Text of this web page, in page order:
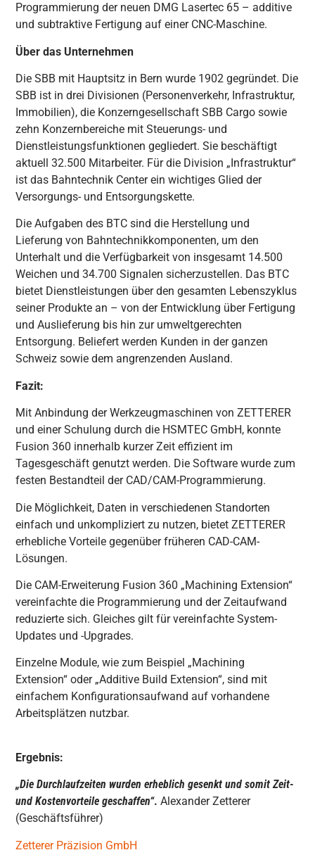
Programmierung der neuen DMG Lasertec 65 – additive
und subtraktive Fertigung auf einer CNC-Maschine.
Über das Unternehmen
Die SBB mit Hauptsitz in Bern wurde 1902 gegründet. Die
SBB ist in drei Divisionen (Personenverkehr, Infrastruktur,
Immobilien), die Konzerngesellschaft SBB Cargo sowie
zehn Konzernbereiche mit Steuerungs- und
Dienstleistungsfunktionen gegliedert. Sie beschäftigt
aktuell 32.500 Mitarbeiter. Für die Division „Infrastruktur“
ist das Bahntechnik Center ein wichtiges Glied der
Versorgungs- und Entsorgungskette.
Die Aufgaben des BTC sind die Herstellung und
Lieferung von Bahntechnikkomponenten, um den
Unterhalt und die Verfügbarkeit von insgesamt 14.500
Weichen und 34.700 Signalen sicherzustellen. Das BTC
bietet Dienstleistungen über den gesamten Lebenszyklus
seiner Produkte an – von der Entwicklung über Fertigung
und Auslieferung bis hin zur umweltgerechten
Entsorgung. Beliefert werden Kunden in der ganzen
Schweiz sowie dem angrenzenden Ausland.
Fazit:
Mit Anbindung der Werkzeugmaschinen von ZETTERER
und einer Schulung durch die HSMTEC GmbH, konnte
Fusion 360 innerhalb kurzer Zeit effizient im
Tagesgeschäft genutzt werden. Die Software wurde zum
festen Bestandteil der CAD/CAM-Programmierung.
Die Möglichkeit, Daten in verschiedenen Standorten
einfach und unkompliziert zu nutzen, bietet ZETTERER
erhebliche Vorteile gegenüber früheren CAD-CAM-
Lösungen.
Die CAM-Erweiterung Fusion 360 „Machining Extension“
vereinfachte die Programmierung und der Zeitaufwand
reduzierte sich. Gleiches gilt für vereinfachte System-
Updates und -Upgrades.
Einzelne Module, wie zum Beispiel „Machining
Extension“ oder „Additive Build Extension“, sind mit
einfachem Konfigurationsaufwand auf vorhandene
Arbeitsplätzen nutzbar.
Ergebnis:
„Die Durchlaufzeiten wurden erheblich gesenkt und somit Zeit-
und Kostenvorteile geschaffen“.Alexander Zetterer
(Geschäftsführer)
Zetterer Präzision GmbH